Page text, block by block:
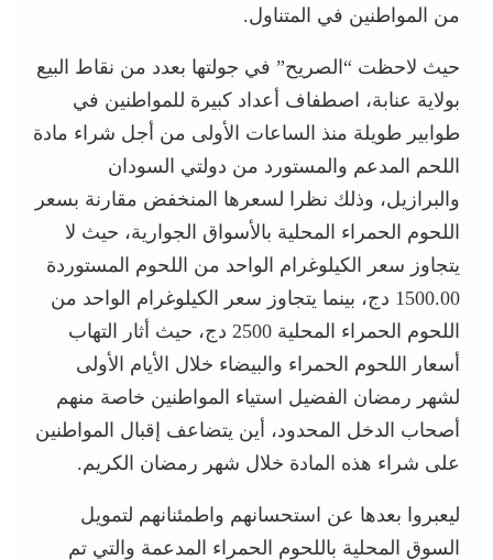
من المواطنين في المتناول.
حيث لاحظت “الصريح” في جولتها بعدد من نقاط البيع
بولاية عنابة، اصطفاف أعداد كبيرة للمواطنين في
طوابير طويلة منذ الساعات الأولى من أجل شراء مادة
اللحم المدعم والمستورد من دولتي السودان
والبرازيل، وذلك نظرا لسعرها المنخفض مقارنة بسعر
اللحوم الحمراء المحلية بالأسواق الجوارية، حيث لا
يتجاوز سعر الكيلوغرام الواحد من اللحوم المستوردة
1500.00 دج، بينما يتجاوز سعر الكيلوغرام الواحد من
اللحوم الحمراء المحلية 2500 دج، حيث أثار التهاب
أسعار اللحوم الحمراء والبيضاء خلال الأيام الأولى
لشهر رمضان الفضيل استياء المواطنين خاصة منهم
أصحاب الدخل المحدود، أين يتضاعف إقبال المواطنين
على شراء هذه المادة خلال شهر رمضان الكريم.
ليعبروا بعدها عن استحسانهم واطمئنانهم لتمويل
السوق المحلية باللحوم الحمراء المدعمة والتي تم